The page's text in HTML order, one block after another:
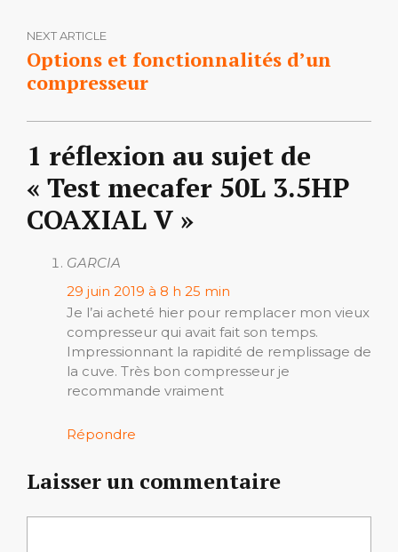
NEXT ARTICLE
Options et fonctionnalités d’un
compresseur
1 réflexion au sujet de
« Test mecafer 50L 3.5HP
COAXIAL V »
GARCIA
29 juin 2019 à 8 h 25 min
Je l’ai acheté hier pour remplacer mon vieux
compresseur qui avait fait son temps.
Impressionnant la rapidité de remplissage de
la cuve. Très bon compresseur je
recommande vraiment
Répondre
Laisser un commentaire